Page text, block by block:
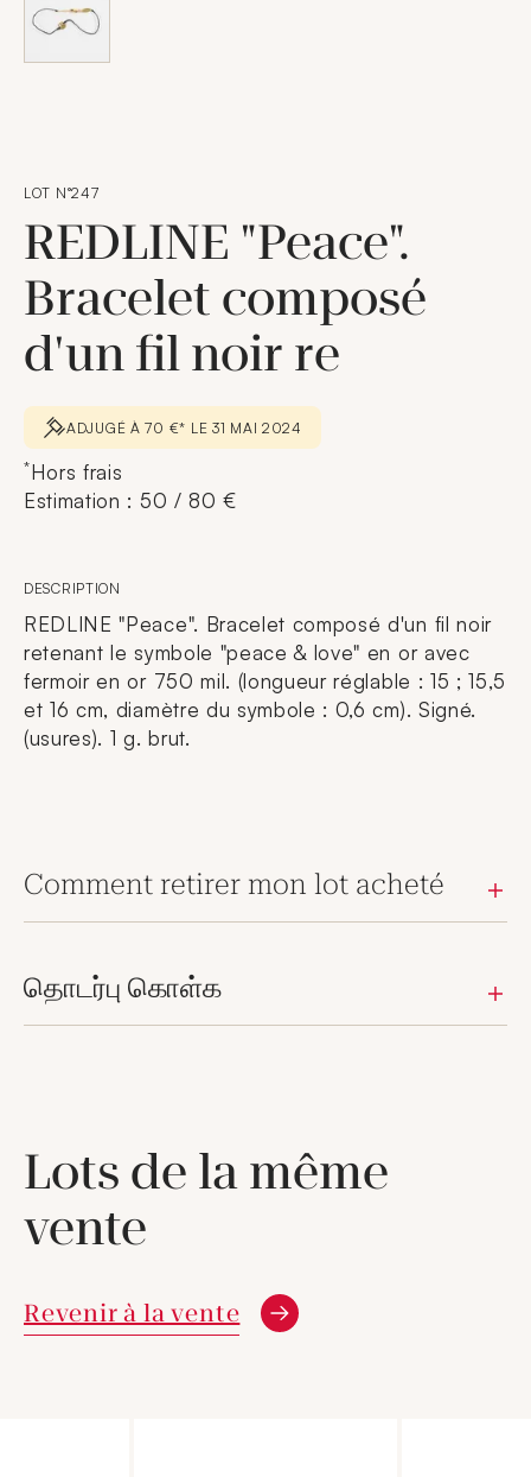
LOT N°247
REDLINE "Peace".
Bracelet composé
d'un fil noir re
ADJUGÉ À 70 €* LE 31 MAI 2024
*Hors frais
Estimation : 50 / 80 €
DESCRIPTION
REDLINE "Peace". Bracelet composé d'un fil noir
retenant le symbole "peace & love" en or avec
fermoir en or 750 mil. (longueur réglable : 15 ; 15,5
et 16 cm, diamètre du symbole : 0,6 cm). Signé.
(usures). 1 g. brut.
Comment retirer mon lot acheté
தொடர்பு கொள்க
Lots de la même
vente
Revenir à la vente